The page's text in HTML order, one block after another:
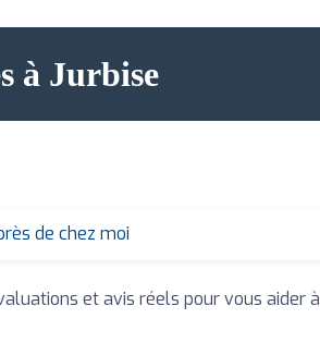
à Jurbise
de chez moi
et avis réels pour vous aider à